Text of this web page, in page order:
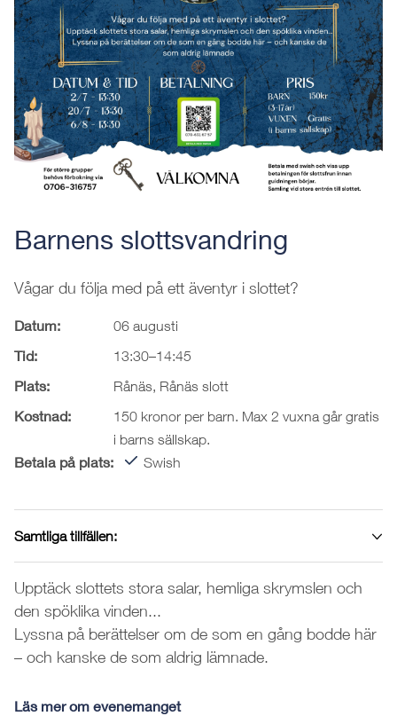
Barnens slottsvandring
Vågar du följa med på ett äventyr i slottet?
Datum: 06 augusti
Tid: 13:30–14:45
Plats: Rånäs, Rånäs slott
Kostnad:
150 kronor per barn. Max 2 vuxna går gratis
i barns sällskap.
Betala på plats: Swish
Samtliga tillfällen:
Upptäck slottets stora salar, hemliga skrymslen och
den spöklika vinden...
Lyssna på berättelser om de som en gång bodde här
– och kanske de som aldrig lämnade.
Läs mer om evenemanget